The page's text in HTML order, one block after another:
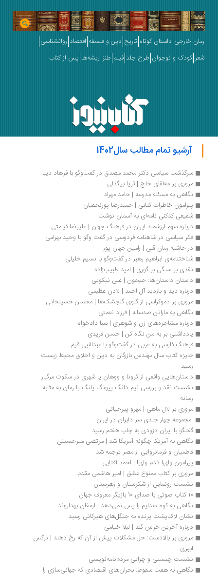
رمان خارجی داستان کوتاه تاریخ دین و فلسفه اقتصاد روانشناسی
شعر کودک و نوجوان طرح جلد فیلم طنز ریشه‌ها پس از کتاب
آرشیو تمام مطالب سال1402
سرگذشت سیاسی دکتر محمد مصدق در گفت‌وگو با فرهاد دیبا
مروری بر مه‌لقای خلج | ثریا بیگدلی
نگاهی به مسئله مدرسه | حامد مهراد
پیرامون خاطرات کتابی | حمیدرضا پورنجفیان
شفیعی کدکنی نامه‌ای به آسمان نوشت
درباره سهم ارزشمند ایران در فرهنگ جهان | علیرضا قیامتی
فکر سیاسی در شاهنامه فردوسی در گفت وگو با وحید بهرامی
در حاشیه رمان قلی | رامین جهان پور
شناختنامه‌ی ابراهیم رهبر در گفت‌وگو با نسیم خلیلی
نقدی بر سنگی بر گوری | امید طبیب‌زاده
داستان داستان‌ها: جیحون | علی نیکویی
درباره دید و بازدید آل احمد | لادن عظیمی
مروری بر دموکراسی از گلوی گنجشک‌ها | محسن حسینخانی
نگاهی به ماراتن صدساله | فرزاد نعمتی
درباره مشاجره‌های زن و شوهری | سبا دادخواه
یادداشتی بر به من نگاه کن | حسن فریدی
فرهنگ فارسی به عربی در گفت‌وگو با عبدالنبی قیم
رسید
داستان‌هایی واقعی از کرونا و ووهان یا شهری در سکوت مرگبار
رسانه
مروری بر لال ماهی | مهرو پیرحیاتی
مجموعه چهار جلدی سر دلبران در ایران
گفتگو با ایران درّودی به چاپ هفتم رسید
نگاهی به آمریکا چگونه آمریکا شد | مرتضی میرحسینی
فاطمیان و فرمانروایی از مصر ترجمه شد
پیرامون وای! دَدَم وای! | احمد آفتابی
مروری بر کتاب ممنوع عشق | امیر هاشمی مقدم
نشست رونمایی از شکرستان و زهرستان
10 کتاب صوتی با صدای 10 بازیگر معروف جهان
نگاهی به کوه صدایم را پس نمی‌دهد | ارمغان بهداروند
نشان لاک‌پشت پرنده به جنگل‌های هیرکانی رسید
درباره آخرین خرس گلد | لیلا خیامی
ابهری
نشست چیستی و چرایی مردم‌نامه‌نویسی